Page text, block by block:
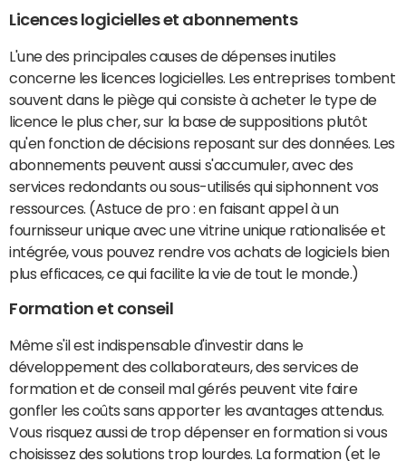
Licences logicielles et abonnements
L'une des principales causes de dépenses inutiles
concerne les licences logicielles. Les entreprises tombent
souvent dans le piège qui consiste à acheter le type de
licence le plus cher, sur la base de suppositions plutôt
qu'en fonction de décisions reposant sur des données. Les
abonnements peuvent aussi s'accumuler, avec des
services redondants ou sous-utilisés qui siphonnent vos
ressources. (Astuce de pro : en faisant appel à un
fournisseur unique avec une vitrine unique rationalisée et
intégrée, vous pouvez rendre vos achats de logiciels bien
plus efficaces, ce qui facilite la vie de tout le monde.)
Formation et conseil
Même s'il est indispensable d'investir dans le
développement des collaborateurs, des services de
formation et de conseil mal gérés peuvent vite faire
gonfler les coûts sans apporter les avantages attendus.
Vous risquez aussi de trop dépenser en formation si vous
choisissez des solutions trop lourdes. La formation (et le